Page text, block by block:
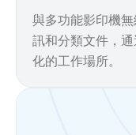
與多功能影印機
訊和分類文件，
化的工作場所。